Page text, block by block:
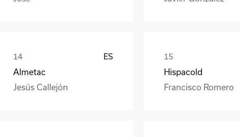
ES
Almetac
Jesús Callejón
Hispacold
Francisco Romero